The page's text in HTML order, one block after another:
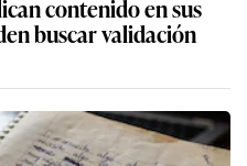
contenido en sus
buscar validación